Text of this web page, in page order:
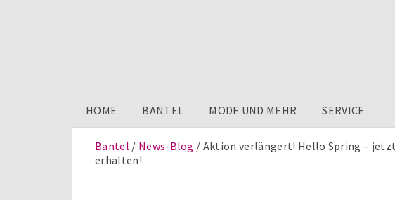
HOME BANTEL MODE UND MEHR SERVICE
Bantel News-Blog
Aktion verlängert! Hello Spring –
erhalten!